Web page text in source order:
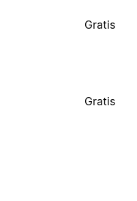
Gratis
Gratis